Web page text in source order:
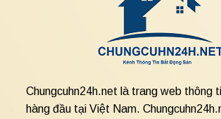
Chungcuhn24h.net là trang web thông
hàng đầu tại Việt Nam.